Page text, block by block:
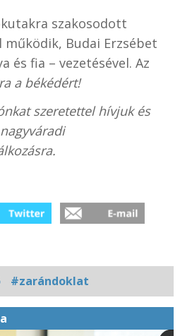
szakosodott
Budai Erzsébet
és fia – vezetésével. Az
a békédért!
szeretettel hívjuk és
#zarándoklat